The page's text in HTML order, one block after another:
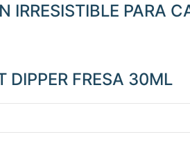
IRRESISTIBLE PARA
DIPPER FRESA 30ML